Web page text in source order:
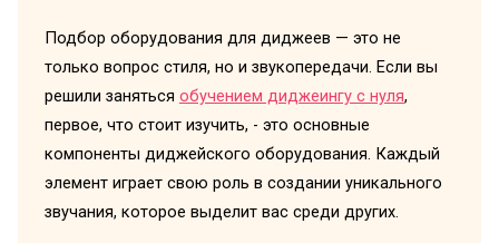
Подбор оборудования для диджеев — это не
только вопрос стиля, но и звукопередачи. Если вы
решили заняться обучением диджеингу с нуля,
первое, что стоит изучить, - это основные
компоненты диджейского оборудования. Каждый
элемент играет свою роль в создании уникального
звучания, которое выделит вас среди других.